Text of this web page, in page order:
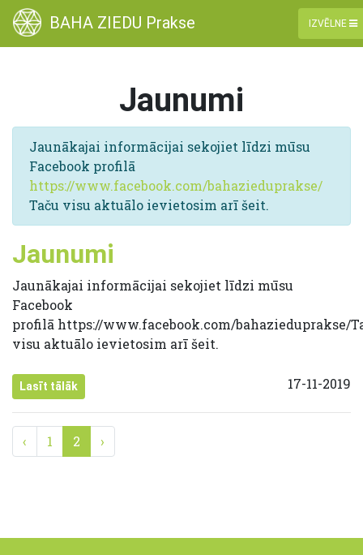
BAHA ZIEDU Prakse IZVĒLNE
Jaunumi
Jaunākajai informācijai sekojiet līdzi mūsu
Facebook profilā
https://www.facebook.com/bahazieduprakse/
Taču visu aktuālo ievietosim arī šeit.
Jaunumi
Jaunākajai informācijai sekojiet līdzi mūsu
Facebook
profilā https://www.facebook.com/bahazieduprakse/
visu aktuālo ievietosim arī šeit.
Lasīt tālāk 17-11-2019
‹ 1 2 ›